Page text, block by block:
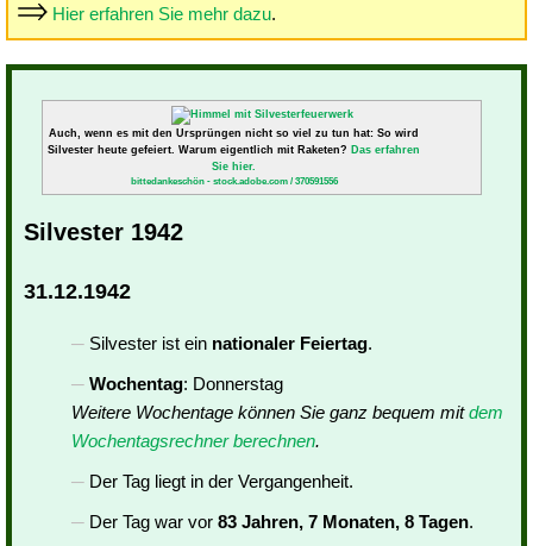
Hier erfahren Sie mehr dazu.
Auch, wenn es mit den Ursprüngen nicht so viel zu tun hat: So wird
Silvester heute gefeiert. Warum eigentlich mit Raketen? Das erfahren
Sie hier.
bittedankeschön - stock.adobe.com / 370591556
Silvester 1942
31.12.1942
Silvester ist ein nationaler Feiertag.
Wochentag: Donnerstag
Weitere Wochentage können Sie ganz bequem mitdem
Wochentagsrechner berechnen.
Der Tag liegt in der Vergangenheit.
Der Tag war vor 83 Jahren, 7 Monaten, 8 Tagen.